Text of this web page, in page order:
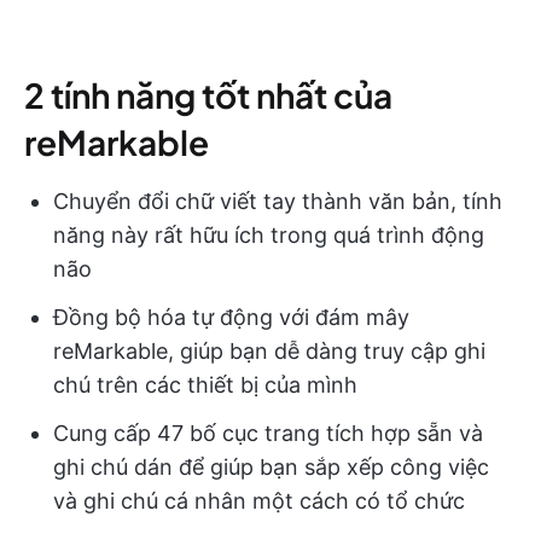
2 tính năng tốt nhất của
reMarkable
Chuyển đổi chữ viết tay thành văn bản, tính
năng này rất hữu ích trong quá trình động
não
Đồng bộ hóa tự động với đám mây
reMarkable, giúp bạn dễ dàng truy cập ghi
chú trên các thiết bị của mình
Cung cấp 47 bố cục trang tích hợp sẵn và
ghi chú dán để giúp bạn sắp xếp công việc
và ghi chú cá nhân một cách có tổ chức